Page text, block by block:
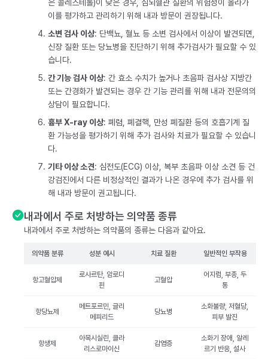
은 콜레스테롤)이 낮은 경우, 심뇌혈관 질환의 위험성이 올라가
이를 평가하고 관리하기 위해 내과 방문이 권장됩니다.
소변 검사 이상: 단백뇨, 혈뇨 등 소변 검사에서 이상이 발견되면,
신장 질환 또는 당뇨병을 진단하기 위해 추가검사가 필요할 수 있
습니다.
간 기능 검사 이상: 간 효소 수치가 높거나 초음파 검사상 지방간
또는 간경화가 발견되는 경우 간 기능 관리를 위해 내과 전문의의
상담이 필요합니다.
흉부 X-ray 이상: 폐렴, 폐결핵, 만성 폐질환 등의 호흡기계 질
환 가능성을 평가하기 위해 추가 검사와 치료가 필요할 수 있습니
다.
기타 이상 소견: 심전도(ECG) 이상, 복부 초음파 이상 소견 등 건
강검진에서 다른 비정상적인 결과가 나온 경우에 추가 검사를 위
해 내과 방문이 권고됩니다.
내과에서 주로 처방하는 의약품 종류
내과에서 주로 처방하는 의약품의 종류는 다음과 같아요.
의약품 분류 성분 예시 치료 질환 일반적인 부작용
항고혈압제
로사르탄, 암로디
핀
고혈압
어지럼, 부종, 두
통
항당뇨제
메트포르민, 글리
메피리드
당뇨병
소화불량, 저혈당,
피부 발진
항생제
아목시실린, 클라
리스로마이신
감염증
소화기 장애, 알레
르기 반응, 설사